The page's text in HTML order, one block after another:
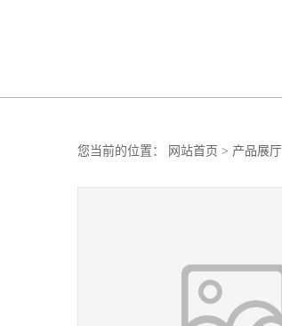
您当前的位置： 网站首页 > 产品展厅